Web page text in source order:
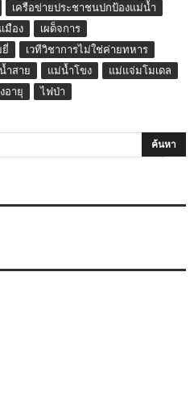
เครือข่ายประชาชนปกป้องแม่น้ำ
มือง
เผด็จการ
ยี่
เวทีวิชาการไม่ใช่ค่ายทหาร
ำสาย แม่น้ำโขง
แม่แจ่มโมเดล
อายุ ไฟป่า